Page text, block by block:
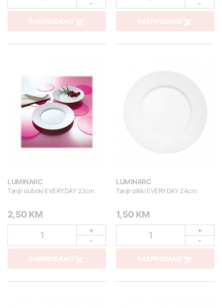
-
RASPRODANO
-
RASPRODANO
LUMINARC
Tanjir duboki EVERYDAY 22cm
2,50 KM
1
+
-
RASPRODANO
LUMINARC
Tanjir plitki EVERYDAY 24cm
1,50 KM
1
+
-
RASPRODANO